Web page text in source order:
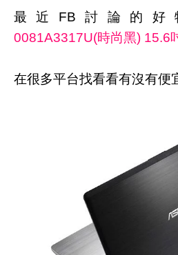
最近FB討論的好
0081A3317U(時尚黑) 15.6
在很多平台找看看有沒有便